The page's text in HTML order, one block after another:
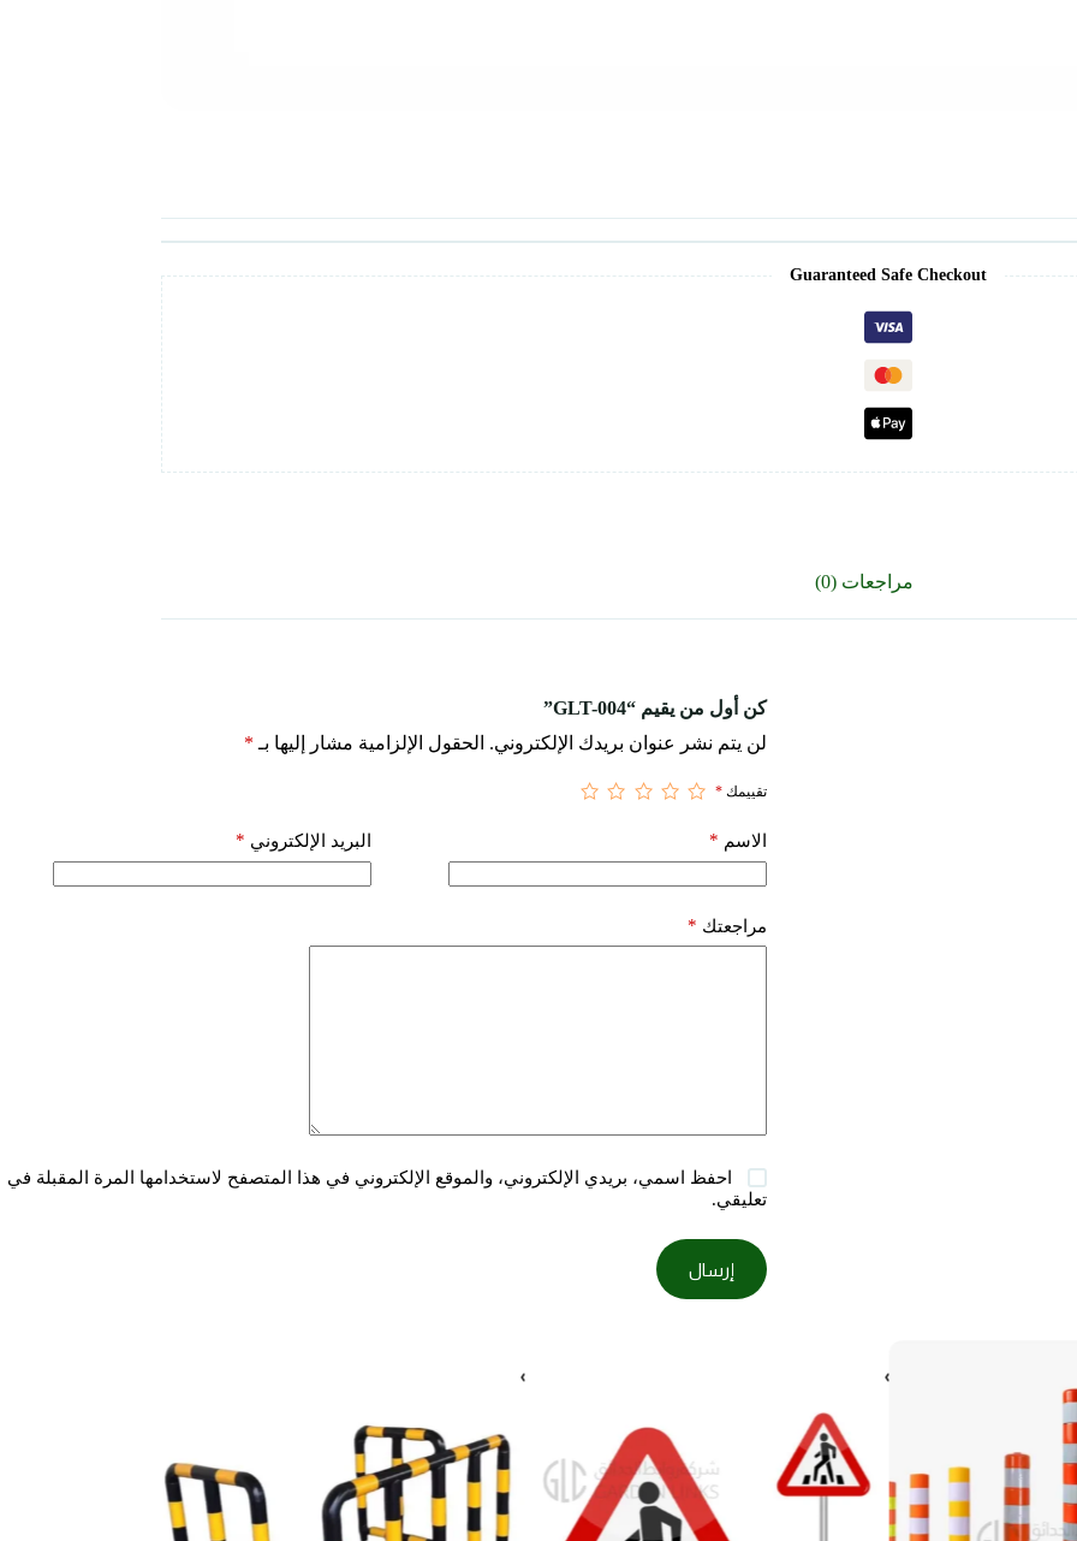
Guaranteed Safe Checkout
مراجعات (0)
كن أول من يقيم “GLT-004”
لن يتم نشر عنوان بريدك الإلكتروني. الحقول الإلزامية مشار إليها بـ *
تقييمك *
الاسم * البريد الإلكتروني *
مراجعتك *
احفظ اسمي، بريدي الإلكتروني، والموقع الإلكتروني في هذا المتصفح لاستخدامها المرة المقبلة في
تعليقي.
إرسال